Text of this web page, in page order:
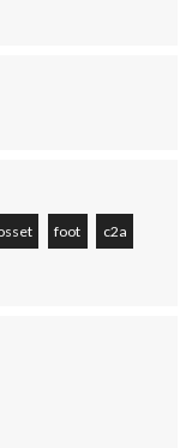
foot c2a